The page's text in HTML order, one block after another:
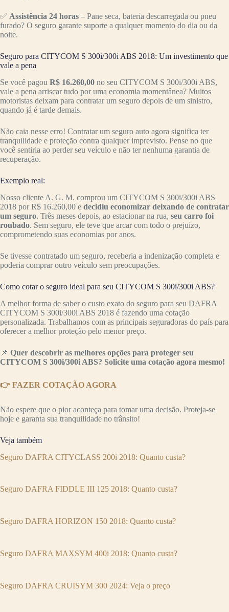
✅ Assistência 24 horas – Pane seca, bateria descarregada ou pneu
furado? O seguro garante suporte a qualquer momento do dia ou da
noite.
Seguro para CITYCOM S 300i/300i ABS 2018: Um investimento que
vale a pena
Se você pagou R$ 16.260,00 no seu CITYCOM S 300i/300i ABS,
vale a pena arriscar tudo por uma economia momentânea? Muitos
motoristas deixam para contratar um seguro depois de um sinistro,
quando já é tarde demais.
Não caia nesse erro! Contratar um seguro auto agora significa ter
tranquilidade e proteção contra qualquer imprevisto. Pense no que
você sentiria ao perder seu veículo e não ter nenhuma garantia de
recuperação.
Exemplo real:
Nosso cliente A. G. M. comprou um CITYCOM S 300i/300i ABS
2018 por R$ 16.260,00 e decidiu economizar deixando de contratar
um seguro. Três meses depois, ao estacionar na rua, seu carro foi
roubado. Sem seguro, ele teve que arcar com todo o prejuízo,
comprometendo suas economias por anos.
Se tivesse contratado um seguro, receberia a indenização completa e
poderia comprar outro veículo sem preocupações.
Como cotar o seguro ideal para seu CITYCOM S 300i/300i ABS?
A melhor forma de saber o custo exato do seguro para seu DAFRA
CITYCOM S 300i/300i ABS 2018 é fazendo uma cotação
personalizada. Trabalhamos com as principais seguradoras do país para
oferecer a melhor proteção pelo menor preço.
📌 Quer descobrir as melhores opções para proteger seu
CITYCOM S 300i/300i ABS? Solicite uma cotação agora mesmo!
👉 FAZER COTAÇÃO AGORA
Não espere que o pior aconteça para tomar uma decisão. Proteja-se
hoje e garanta sua tranquilidade no trânsito!
Veja também
Seguro DAFRA CITYCLASS 200i 2018: Quanto custa?
Seguro DAFRA FIDDLE III 125 2018: Quanto custa?
Seguro DAFRA HORIZON 150 2018: Quanto custa?
Seguro DAFRA MAXSYM 400i 2018: Quanto custa?
Seguro DAFRA CRUISYM 300 2024: Veja o preço